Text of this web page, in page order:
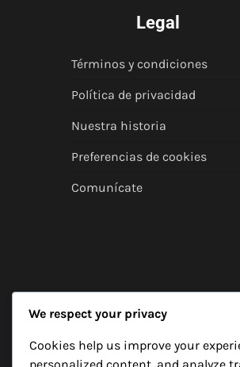
Legal
Términos y condiciones
Política de privacidad
Nuestra historia
Preferencias de cookies
Comunícate
We respect your privacy
Cookies help us improve your